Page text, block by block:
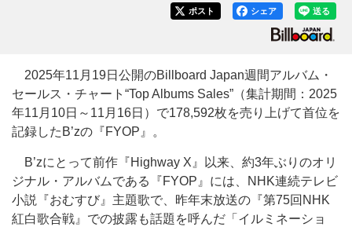
送る
シェア
ポスト
2025年11月19日公開のBillboard Japan週間アルバム・
セールス・チャート“Top Albums Sales”（集計期間：2025
年11月10日～11月16日）で178,592枚を売り上げて首位を
記録したB’zの『FYOP』。
B’zにとって前作『Highway X』以来、約3年ぶりのオリ
ジナル・アルバムである『FYOP』には、NHK連続テレビ
小説『おむすび』主題歌で、昨年末放送の『第75回NHK
紅白歌合戦』での披露も話題を呼んだ「イルミネーショ